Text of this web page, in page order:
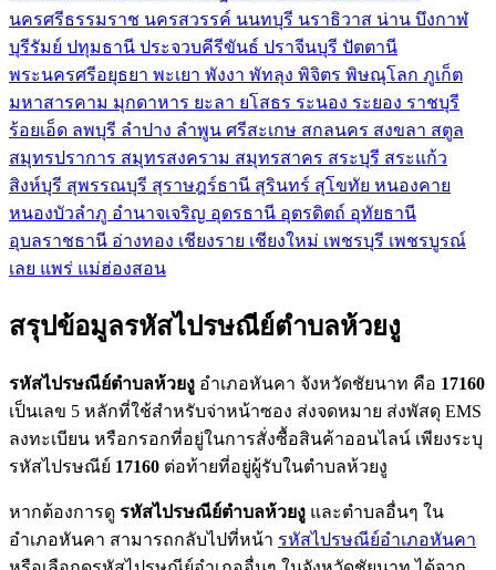
นครศรีธรรมราช นครสวรรค์ นนทบุรี นราธิวาส น่าน บึงกาฬ
บุรีรัมย์ ปทุมธานี ประจวบคีรีขันธ์ ปราจีนบุรี ปัตตานี
พระนครศรีอยุธยา พะเยา พังงา พัทลุง พิจิตร พิษณุโลก ภูเก็ต
มหาสารคาม มุกดาหาร ยะลา ยโสธร ระนอง ระยอง ราชบุรี
ร้อยเอ็ด ลพบุรี ลำปาง ลำพูน ศรีสะเกษ สกลนคร สงขลา สตูล
สมุทรปราการ สมุทรสงคราม สมุทรสาคร สระบุรี สระแก้ว
สิงห์บุรี สุพรรณบุรี สุราษฎร์ธานี สุรินทร์ สุโขทัย หนองคาย
หนองบัวลำภู อำนาจเจริญ อุดรธานี อุตรดิตถ์ อุทัยธานี
อุบลราชธานี อ่างทอง เชียงราย เชียงใหม่ เพชรบุรี เพชรบูรณ์
เลย แพร่ แม่ฮ่องสอน
สรุปข้อมูลรหัสไปรษณีย์ตำบลห้วยงู
รหัสไปรษณีย์ตำบลห้วยงู อำเภอหันคา จังหวัดชัยนาท คือ 17160
เป็นเลข 5 หลักที่ใช้สำหรับจ่าหน้าซอง ส่งจดหมาย ส่งพัสดุ EMS
ลงทะเบียน หรือกรอกที่อยู่ในการสั่งซื้อสินค้าออนไลน์ เพียงระบุ
รหัสไปรษณีย์ 17160 ต่อท้ายที่อยู่ผู้รับในตำบลห้วยงู
หากต้องการดู รหัสไปรษณีย์ตำบลห้วยงู และตำบลอื่นๆ ใน
อำเภอหันคา สามารถกลับไปที่หน้า รหัสไปรษณีย์อำเภอหันคา